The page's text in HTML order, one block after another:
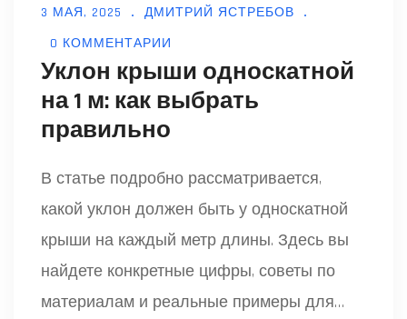
3 МАЯ, 2025
ДМИТРИЙ ЯСТРЕБОВ
0 КОММЕНТАРИИ
Уклон крыши односкатной
на 1 м: как выбрать
правильно
В статье подробно рассматривается,
какой уклон должен быть у односкатной
крыши на каждый метр длины. Здесь вы
найдете конкретные цифры, советы по
материалам и реальные примеры для